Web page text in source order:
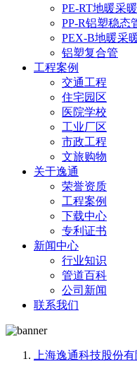
PE-RT地暖采
PP-R铝塑稳态
PEX-B地暖采
铝塑复合管
工程案例
交通工程
住宅园区
医院学校
工业厂区
市政工程
文旅购物
关于逸通
荣誉资质
工程案例
下载中心
专利证书
新闻中心
行业知识
管道百科
公司新闻
联系我们
上海逸通科技股份有